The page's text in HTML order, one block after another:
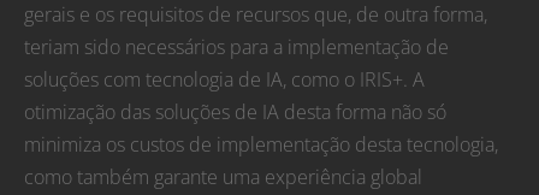
gerais e os requisitos de recursos que, de outra forma,
teriam sido necessários para a implementação de
soluções com tecnologia de IA, como o IRIS+. A
otimização das soluções de IA desta forma não só
minimiza os custos de implementação desta tecnologia,
como também garante uma experiência global